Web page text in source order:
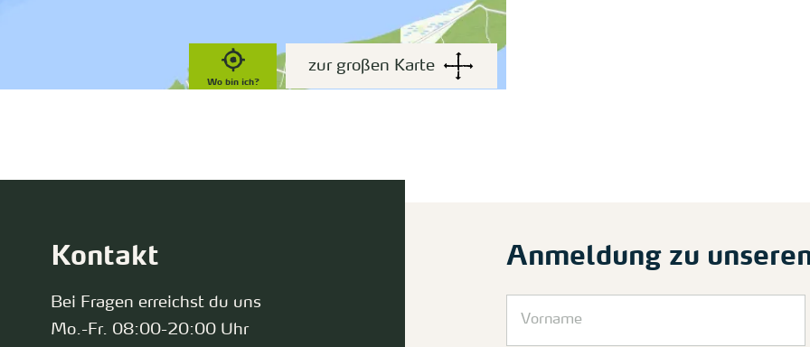
Wo bin ich?
zur großen Karte
Anmeldung zu
Kontakt
Bei Fragen erreichst du uns
Mo.-Fr. 08:00-20:00 Uhr